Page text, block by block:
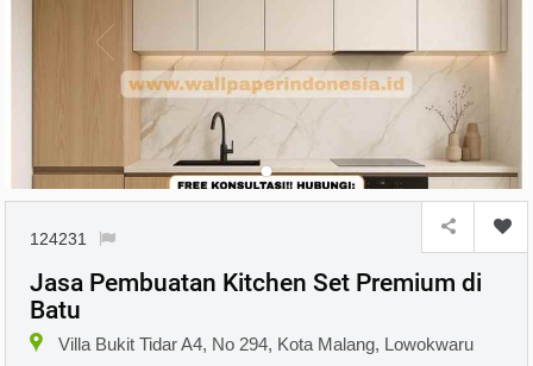
124231
Jasa Pembuatan Kitchen Set Premium di
Batu
Villa Bukit Tidar A4, No 294, Kota Malang, Lowokwaru